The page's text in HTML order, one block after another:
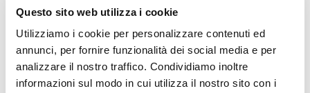
Questo sito web utilizza i cookie
Utilizziamo i cookie per personalizzare contenuti ed
annunci, per fornire funzionalità dei social media e per
analizzare il nostro traffico. Condividiamo inoltre
informazioni sul modo in cui utilizza il nostro sito con i
esclusiva dell’Hotel San Teodoro
Giugno 5, 2026